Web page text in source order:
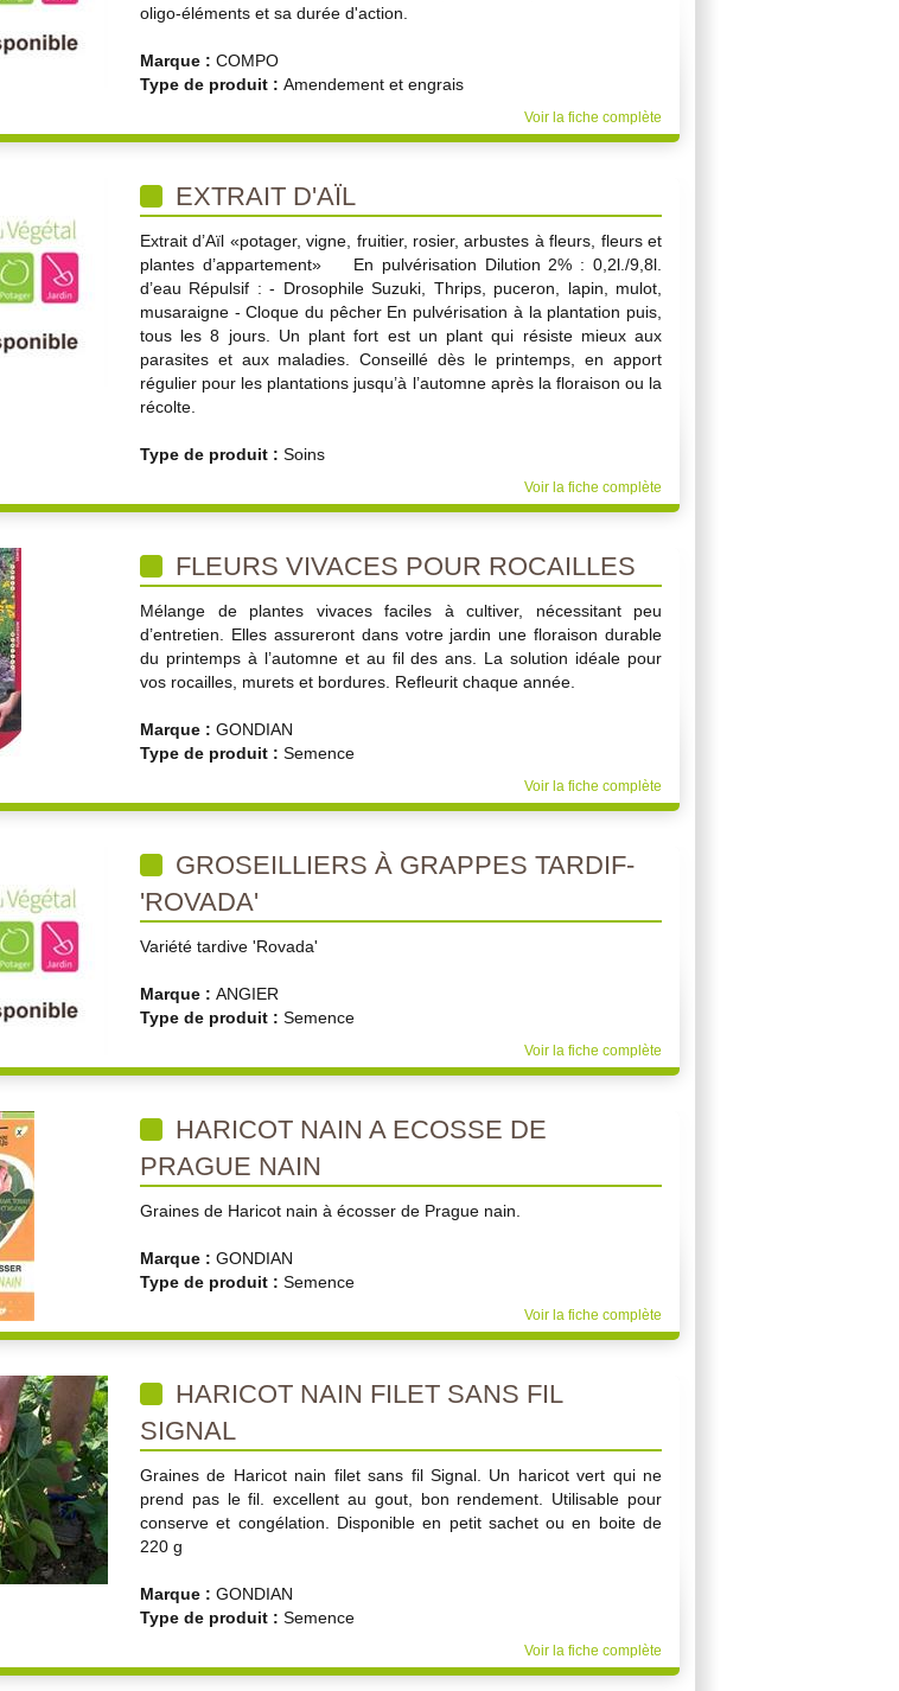
oligo-éléments et sa durée d'action.
Marque : COMPO
Type de produit : Amendement et engrais
Voir la fiche complète
EXTRAIT D'AÏL
Extrait d’Aïl «potager, vigne, fruitier, rosier, arbustes à fleurs, fleurs et
plantes d’appartement» En pulvérisation Dilution 2% : 0,2l./9,8l.
d’eau Répulsif : - Drosophile Suzuki, Thrips, puceron, lapin, mulot,
musaraigne - Cloque du pêcher En pulvérisation à la plantation puis,
tous les 8 jours. Un plant fort est un plant qui résiste mieux aux
parasites et aux maladies. Conseillé dès le printemps, en apport
régulier pour les plantations jusqu’à l’automne après la floraison ou la
récolte.
Type de produit : Soins
Voir la fiche complète
FLEURS VIVACES POUR ROCAILLES
Mélange de plantes vivaces faciles à cultiver, nécessitant peu
d’entretien. Elles assureront dans votre jardin une floraison durable
du printemps à l’automne et au fil des ans. La solution idéale pour
vos rocailles, murets et bordures. Refleurit chaque année.
Marque : GONDIAN
Type de produit : Semence
Voir la fiche complète
GROSEILLIERS À GRAPPES TARDIF-
'ROVADA'
Variété tardive 'Rovada'
Marque : ANGIER
Type de produit : Semence
Voir la fiche complète
HARICOT NAIN A ECOSSE DE
PRAGUE NAIN
Graines de Haricot nain à écosser de Prague nain.
Marque : GONDIAN
Type de produit : Semence
Voir la fiche complète
HARICOT NAIN FILET SANS FIL
SIGNAL
Graines de Haricot nain filet sans fil Signal. Un haricot vert qui ne
prend pas le fil. excellent au gout, bon rendement. Utilisable pour
conserve et congélation. Disponible en petit sachet ou en boite de
220 g
Marque : GONDIAN
Type de produit : Semence
Voir la fiche complète